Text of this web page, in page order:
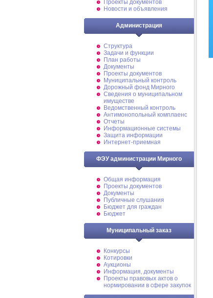
Проекты документов
Новости и объявления
Администрация
Структура
Задачи и функции
План работы
Документы
Проекты документов
Муниципальный контроль
Дорожный фонд Мирного
Cведения о муниципальном
имуществе
Ведомственный контроль
Антимонопольный комплаенс
Отчеты
Информационные системы
Защита информации
Интернет-приемная
ФЭУ администрации Мирного
Общая информация
Проекты документов
Документы
Публичные слушания
Бюджет для граждан
Бюджет
Муниципальный заказ
Конкурсы
Котировки
Аукционы
Информация, документы
Проекты правовых актов о
нормировании в сфере закупок